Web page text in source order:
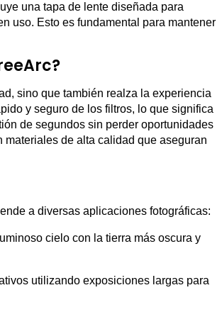
una tapa de lente diseñada para
uso. Esto es fundamental para mantener
sino que también realza la experiencia
y seguro de los filtros, lo que significa
de segundos sin perder oportunidades
materiales de alta calidad que aseguran
a diversas aplicaciones fotográficas:
cielo con la tierra más oscura y
utilizando exposiciones largas para